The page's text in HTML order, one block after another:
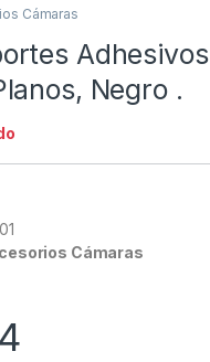
Cámaras
Adhesivos
Negro .
Cámaras